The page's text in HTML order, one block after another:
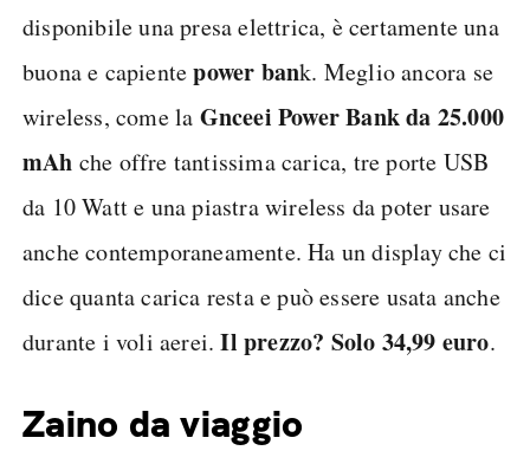
disponibile una presa elettrica, è certamente una
buona e capientepower bank. Meglio ancora se
wireless, come la Gnceei Power Bank da 25.000
mAh che offre tantissima carica, tre porte USB
da 10 Watt e una piastra wireless da poter usare
anche contemporaneamente. Ha un display che ci
dice quanta carica resta e può essere usata anche
durante i voli aerei.Il prezzo? Solo 34,99 euro.
Zaino da viaggio